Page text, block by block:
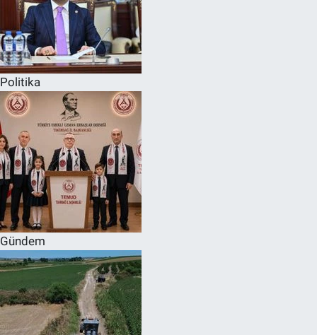
Politika
Gündem